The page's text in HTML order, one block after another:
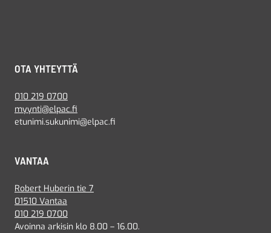
OTA YHTEYTTÄ
010 219 0700
myynti@elpac.fi
etunimi.sukunimi@elpac.fi
VANTAA
Robert Huberin tie 7
01510 Vantaa
010 219 0700
Avoinna arkisin klo 8.00 – 16.00.